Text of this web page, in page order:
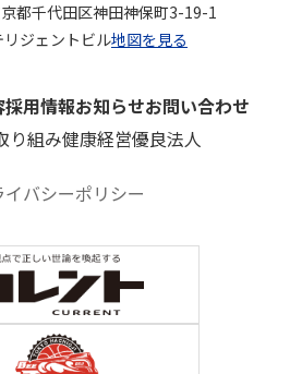
都千代田区神田神保町3-19-1
ジェントビル地図を見る
採用情報お知らせお問い合わせ
り組み健康経営優良法人
イバシーポリシー